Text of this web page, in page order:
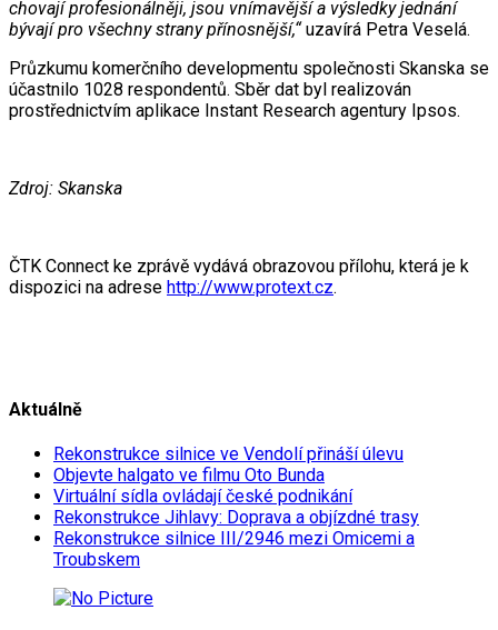
chovají profesionálněji, jsou vnímavější a výsledky jednání
bývají pro všechny strany přínosnější,“uzavírá Petra Veselá.
Průzkumu komerčního developmentu společnosti Skanska se
účastnilo 1028 respondentů. Sběr dat byl realizován
prostřednictvím aplikace Instant Research agentury Ipsos.
Zdroj: Skanska
ČTK Connect ke zprávě vydává obrazovou přílohu, která je k
dispozici na adrese http://www.protext.cz.
Aktuálně
Rekonstrukce silnice ve Vendolí přináší úlevu
Objevte halgato ve filmu Oto Bunda
Virtuální sídla ovládají české podnikání
Rekonstrukce Jihlavy: Doprava a objízdné trasy
Rekonstrukce silnice III/2946 mezi Omicemi a
Troubskem